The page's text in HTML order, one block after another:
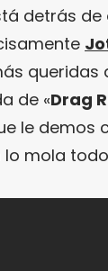
detrás de
queridas
de «Drag
le demos
lo mola